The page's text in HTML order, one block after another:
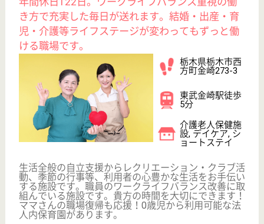
詳細を見る WEB問合せ
その他の求人を見る
晃友会 きびたき荘
栃木県日光市細
尾町82-1
ーム, デイサー
ビス, ショート
ステイ...
きびたき荘は、四季の変化の美しい日光の自然に恵ま
れた環境の中、和やかな雰囲気で安心して楽しい日々
を送っていただく特別養護老人ホームです。ショート
ステイ、デイサービスセンター、居宅介護支援事業も
併設。◆社会保険完備◆賞与年3回◆未経験・学歴不
問◎資格取得援助制度あり◆あなたも笑顔で一緒に働